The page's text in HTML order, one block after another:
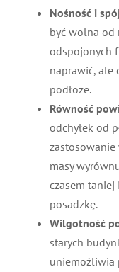
Nośność i
być wolna od
odspojonych
naprawić, ale
podłoże.
Równość
odchyłek od
masy
czasem
posadzkę.
Wilgotność
starych
uniemożliwia